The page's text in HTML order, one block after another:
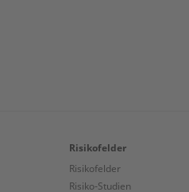
Risikofelder
Risikofelder
Risiko-Studien